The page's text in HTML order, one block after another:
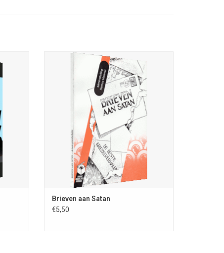
Gert-
ISBN
303
Brieven aan Satan – de beste
griezelverhalen; samensteller Remco
Meisner; omslagillustratie Fred Hemmes;
Rare Boekjes-reeks 10; ISBN 978-90-78499-
14-5; 92 blz.; uitg. St. Fantastische
Vertellingen
TOEVOEGEN AAN WINKELWAGEN
Brieven aan Satan
€5,50